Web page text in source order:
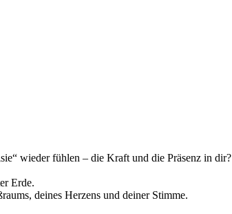
wieder fühlen – die Kraft und die Präsenz in dir?
Erde.
deines Herzens und deiner Stimme.